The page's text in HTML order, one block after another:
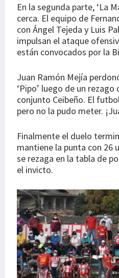
En la segunda parte, ‘La
cerca. El equipo de
con Ángel Tejeda y Luis
impulsan el ataque
están convocados por la
Juan Ramón Mejía
‘Pipo’ luego de un
conjunto Ceibeño. El
pero no la pudo meter.
Finalmente el duelo
mantiene la punta con 26
se rezaga en la tabla de
el invicto.